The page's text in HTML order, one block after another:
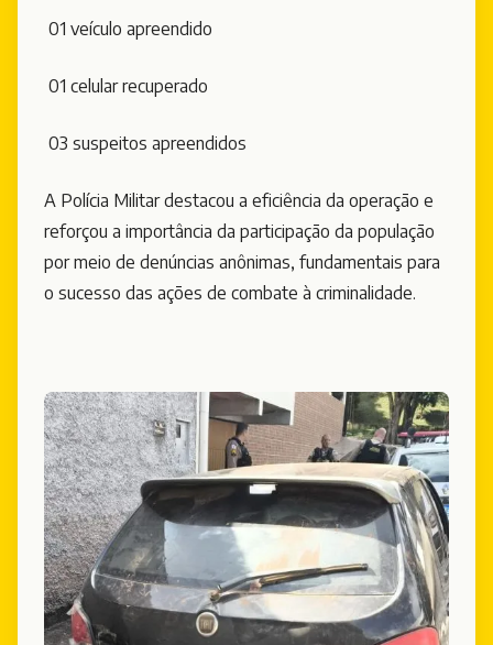
01 veículo apreendido
01 celular recuperado
03 suspeitos apreendidos
A Polícia Militar destacou a eficiência da operação e
reforçou a importância da participação da população
por meio de denúncias anônimas, fundamentais para
o sucesso das ações de combate à criminalidade.